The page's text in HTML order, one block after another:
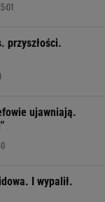
przyszłości.
ujawniają.
I wypalił.